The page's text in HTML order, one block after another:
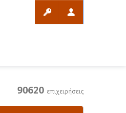
90620 επιχειρήσεις